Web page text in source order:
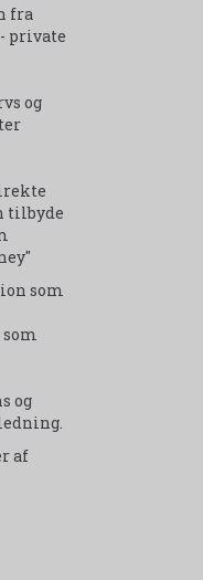
fra
private
og
tilbyde
som
og
af